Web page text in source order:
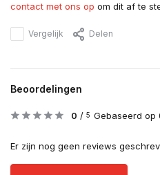
contact met ons op om dit af te
Vergelijk Delen
Beoordelingen
0 / 5 Gebaseerd op
Er zijn nog geen reviews